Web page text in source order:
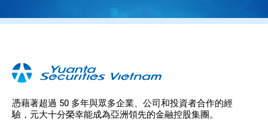
憑藉著超過 50 多年與眾多企業、公司和投資者合作的經
驗，元大十分榮幸能成為亞洲領先的金融控股集團。